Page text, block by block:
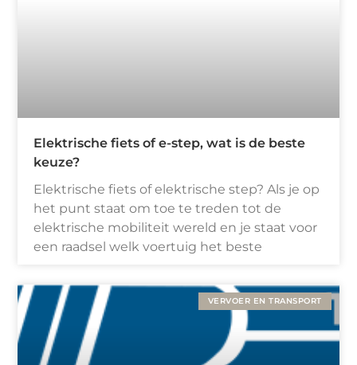
Elektrische fiets of e-step, wat is de beste
keuze?
Elektrische fiets of elektrische step? Als je op
het punt staat om toe te treden tot de
elektrische mobiliteit wereld en je staat voor
een raadsel welk voertuig het beste
VERVOER EN TRANSPORT